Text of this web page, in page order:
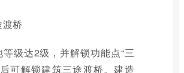
桥
等级达2级，并解锁功能点“三
可解锁建筑三途渡桥。建造